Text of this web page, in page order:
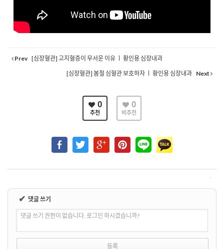
Prev [심장혈관] 고지혈증이 무서운 이유 ㅣ 황인용 심장내과
[심장혈관] 봄철 심혈관 보호하자 ㅣ 황인용 심장내과 Next
0
추천
0
비추천
✔ 댓글 쓰기
댓글 쓰기 권한이 없습니다. 로그인 하시겠습니까?